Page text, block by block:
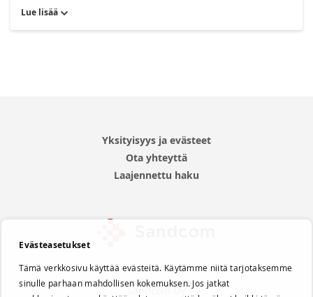
Lue lisää
Sandcom Oy
Yksityisyys ja evästeet
Ota yhteyttä
Laajennettu haku
Evästeasetukset
Tämä verkkosivu käyttää evästeitä. Käytämme niitä tarjotaksemme
sinulle parhaan mahdollisen kokemuksen. Jos jatkat